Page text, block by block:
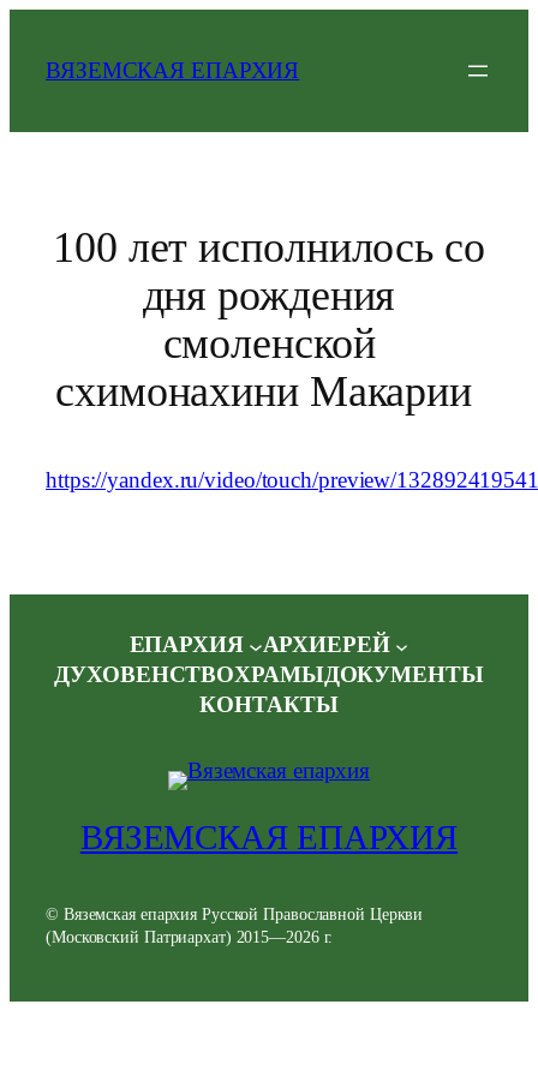
содержимому
ВЯЗЕМСКАЯ ЕПАРХИЯ
100 лет исполнилось со
дня рождения
смоленской
схимонахини Макарии
https://yandex.ru/video/touch/preview/
ЕПАРХИЯ
АРХИЕРЕЙ
ДУХОВЕНСТВОХРАМЫДОКУМЕНТЫ
КОНТАКТЫ
ВЯЗЕМСКАЯ ЕПАРХИЯ
© Вяземская епархия Русской Православной Церкви
(Московский Патриархат) 2015—2026 г.